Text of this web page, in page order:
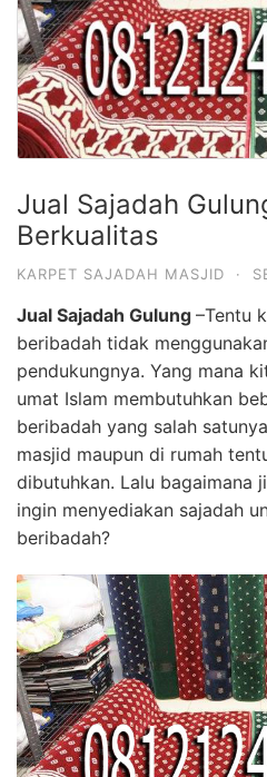
Jual Sajadah
Berkualitas
KARPET SAJADAH MASJID ·
Jual Sajadah Gulung –Tentu
beribadah tidak
pendukungnya. Yang mana
umat Islam membutuhkan
beribadah yang salah
masjid maupun di rumah
dibutuhkan. Lalu bagaimana
ingin menyediakan sajadah
beribadah?